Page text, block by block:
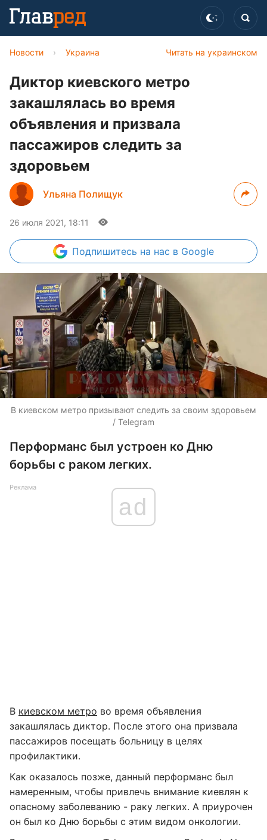
Читать на украинском
Новости › Украина
Диктор киевского метро
закашлялась во время
объявления и призвала
пассажиров следить за
здоровьем
Ульяна Полищук
26 июля 2021, 18:11
Подпишитесь на нас в Google
В киевском метро призывают следить за своим здоровьем
/ Telegram
Перформанс был устроен ко Дню
борьбы с раком легких.
Реклама
ad
В киевском метро во время объявления
закашлялась диктор. После этого она призвала
пассажиров посещать больницу в целях
профилактики.
Как оказалось позже, данный перформанс был
намеренным, чтобы привлечь внимание киевлян к
опасному заболеванию - раку легких. А приурочен
он был ко Дню борьбы с этим видом онкологии.